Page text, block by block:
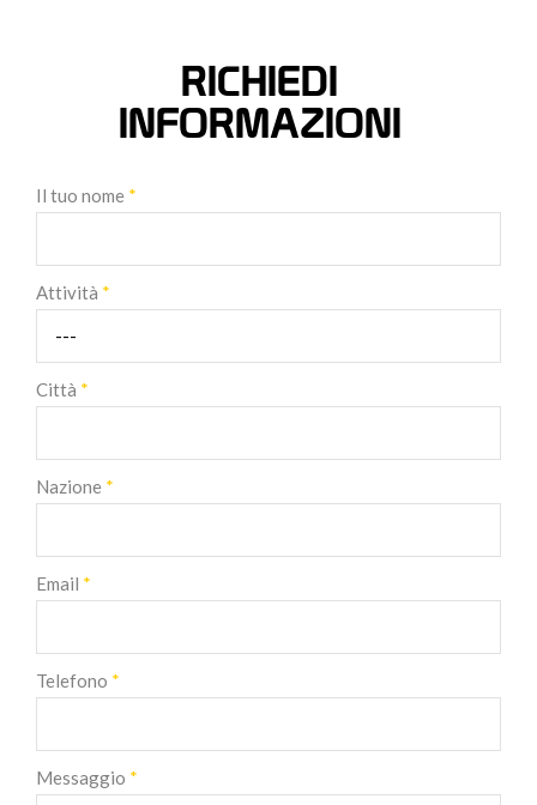
RICHIEDI
INFORMAZIONI
Il tuo nome *
Attività *
Città *
Nazione *
Email *
Telefono *
Messaggio *